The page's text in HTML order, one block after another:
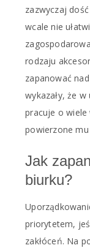
zazwyczaj
wcale nie
rodzaju
zapanować
wykazały, że
pracuje o
powierzone mu
Jak
biurku?
priorytetem,
zakłóceń. Na